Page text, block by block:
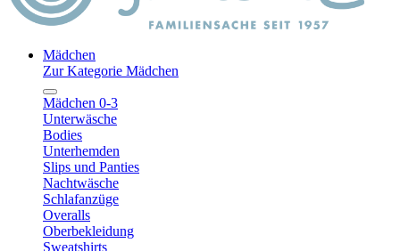
Mädchen
Zur Kategorie Mädchen
Mädchen 0-3
Unterwäsche
Bodies
Unterhemden
Slips und Panties
Nachtwäsche
Schlafanzüge
Overalls
Oberbekleidung
Sweatshirts